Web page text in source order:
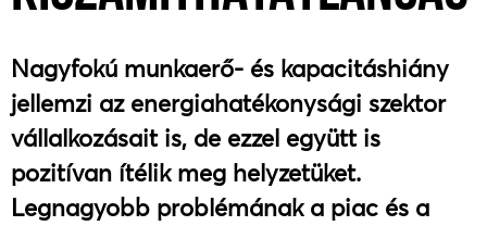
Nagyfokú munkaerő- és kapacitáshiány
jellemzi az energiahatékonysági szektor
vállalkozásait is, de ezzel együtt is
pozitívan ítélik meg helyzetüket.
Legnagyobb problémának a piac és a